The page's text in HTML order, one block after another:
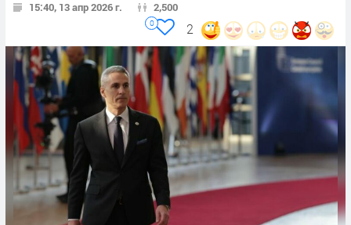
15:40, 13 апр 2026 г. 2,500
2
0